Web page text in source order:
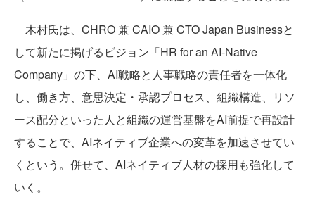
木村氏は、CHRO 兼 CAIO 兼 CTO Japan Businessと
して新たに掲げるビジョン「HR for an AI-Native
Company」の下、AI戦略と人事戦略の責任者を一体化
し、働き方、意思決定・承認プロセス、組織構造、リソ
ース配分といった人と組織の運営基盤をAI前提で再設計
することで、AIネイティブ企業への変革を加速させてい
くという。併せて、AIネイティブ人材の採用も強化して
いく。